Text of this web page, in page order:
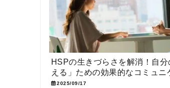
HSPの生きづらさを解消！自
える」ための効果的なコミュニ
2025/09/17